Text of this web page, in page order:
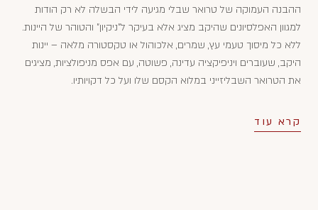
ההבנה העמוקה של טרואר שבלי מגיעה לידי הבשלה לא רק הודות
למגוון האפלסיונים שהיקב מציג אלא בעיקר ל"ניקיון" והטוהר של היינות.
ללא כל מיסוך טעמי עץ, שמרים, אלכוהול או טקסטורה מלאה – יינות
היקב, שעוברים ויניפיקציה עדינה, פשוטה, עם אפס מניפולציות, מציגים
את הטרואר השבליזייני במלוא הקסם שלו ועל כל דקויותיו.
קרא עוד